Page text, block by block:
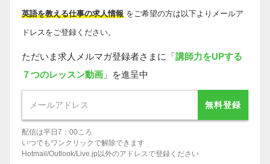
英語を教える仕事の求人情報 をご希望の方は以下よりメールア
ドレスをご登録ください。
ただいま求人メルマガ登録者さまに「講師力をUPする
７つのレッスン動画 」を進呈中
無料登録
配信は平日7：00ころ
いつでもワンクリックで解除できます
Hotmail/Outlook/Live.jp以外のアドレスで登録ください